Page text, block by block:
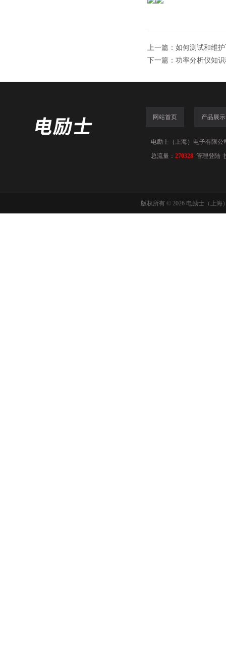
上一篇： 如何测试和维
下一篇： 功率分析仪知
网站首页 产品展示
电励士（上海）电子有限公
总流量： 270328 管理登陆
版权所有 © 2026 电励士（上